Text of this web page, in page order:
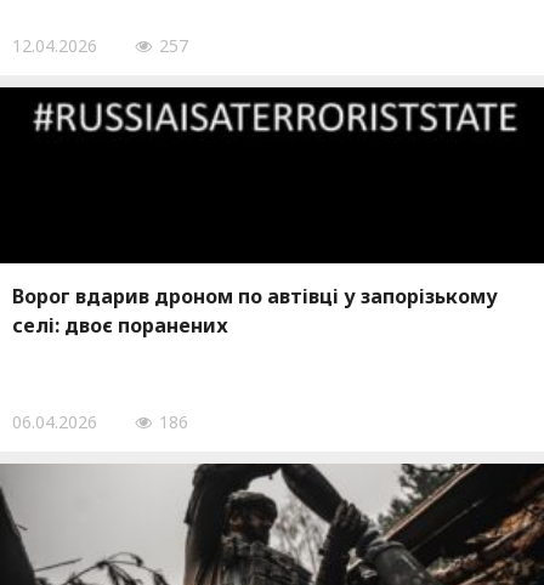
12.04.2026 257
Ворог вдарив дроном по автівці у запорізькому
селі: двоє поранених
06.04.2026 186